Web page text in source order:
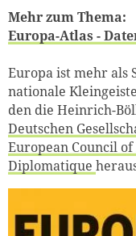
Mehr zum Thema:
Europa-Atlas -
Europa ist mehr als
nationale
den die Heinrich-
Deutschen
European Council
Diplomatique